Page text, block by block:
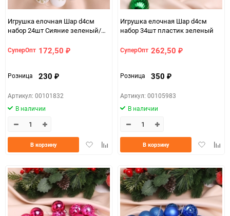
Игрушка елочная Шар d4см
набор 24шт Сияние зеленый/
СуперОпт 172,50 ₽
Розница 230 ₽
Артикул: 00101832
В наличии
ДобавитьДобавить
В корзину
Игрушка елочная Шар d4см
набор 34шт пластик зеленый
СуперОпт 262,50 ₽
Розница 350 ₽
Артикул: 00105983
В наличии
Добавить
В корзину